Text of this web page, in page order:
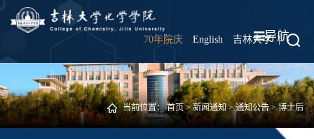
70年院庆 English 吉林大学 |
导航
当前位置：首页>新闻通知>通知公告>博士后